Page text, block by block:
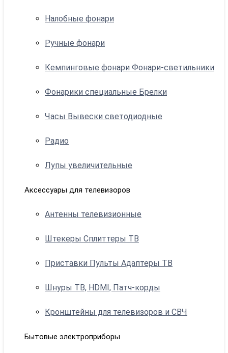
Налобные фонари
Ручные фонари
Кемпинговые фонари Фонари-светильники
Фонарики специальные Брелки
Часы Вывески светодиодные
Радио
Лупы увеличительные
Аксессуары для телевизоров
Антенны телевизионные
Штекеры Сплиттеры ТВ
Приставки Пульты Адаптеры ТВ
Шнуры ТВ, HDMI, Патч-корды
Кронштейны для телевизоров и СВЧ
Бытовые электроприборы